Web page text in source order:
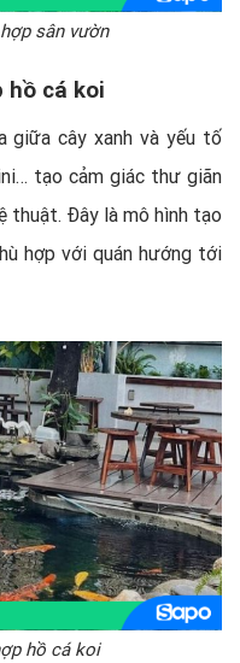
sân vườn
hồ cá koi
giữa cây xanh và yếu tố
tạo cảm giác thư giãn
thuật. Đây là mô hình tạo
hợp với quán hướng tới
hồ cá koi